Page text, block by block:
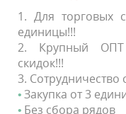
1. Для торговых
единицы!!!
2. Крупный ОПТ
скидок!!!
3.
Закупка от 3
Без сбора рядов